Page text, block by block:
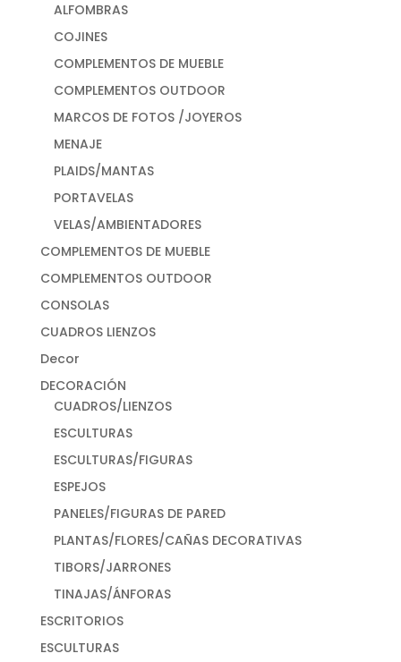
ALFOMBRAS
COJINES
COMPLEMENTOS DE MUEBLE
COMPLEMENTOS OUTDOOR
MARCOS DE FOTOS /JOYEROS
MENAJE
PLAIDS/MANTAS
PORTAVELAS
VELAS/AMBIENTADORES
COMPLEMENTOS DE MUEBLE
COMPLEMENTOS OUTDOOR
CONSOLAS
CUADROS LIENZOS
Decor
DECORACIÓN
CUADROS/LIENZOS
ESCULTURAS
ESCULTURAS/FIGURAS
ESPEJOS
PANELES/FIGURAS DE PARED
PLANTAS/FLORES/CAÑAS DECORATIVAS
TIBORS/JARRONES
TINAJAS/ÁNFORAS
ESCRITORIOS
ESCULTURAS